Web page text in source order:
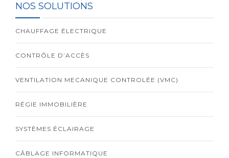
NOS SOLUTIONS
CHAUFFAGE ÉLECTRIQUE
CONTRÔLE D’ACCÈS
VENTILATION MECANIQUE CONTROLÉE (VMC)
RÉGIE IMMOBILIÈRE
SYSTÈMES ÉCLAIRAGE
CÂBLAGE INFORMATIQUE